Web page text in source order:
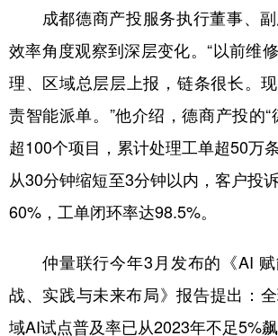
成都德商产投服务执行董事、副
效率角度观察到深层变化。“以前维
理、区域总层层上报，链条很长。
责智能派单。”他介绍，德商产投的“
超100个项目，累计处理工单超50万
从30分钟缩短至3分钟以内，客户投
60%，工单闭环率达98.5%。
仲量联行今年3月发布的《AI 赋
战、实践与未来布局》报告提出：
域AI试点普及率已从2023年不足5%飙